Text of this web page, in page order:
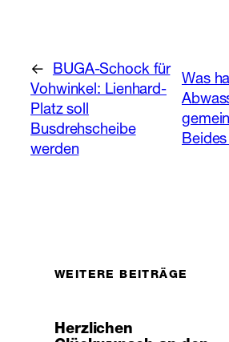
←
BUGA-Schock für
Vohwinkel: Lienhard-
Platz soll
Busdrehscheibe
werden
Was
WEITERE BEITRÄGE
Herzlichen